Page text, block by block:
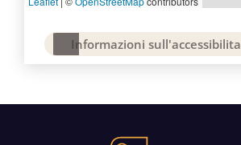
Informazioni sull'accessibilita